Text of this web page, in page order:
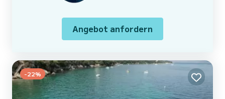
Angebot anfordern
-22%